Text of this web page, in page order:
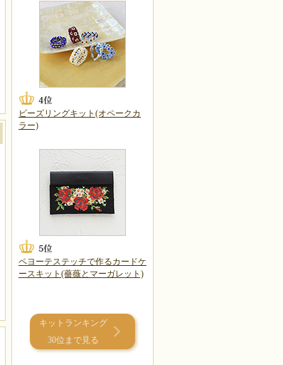
ビーズリングキット(オペークカ
ラー)
ペヨーテステッチで作るカードケ
ースキット(薔薇とマーガレット)
キットランキング
30位まで見る